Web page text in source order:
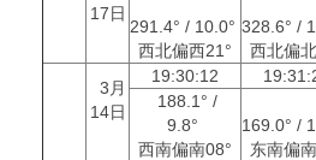
17日
291.4° / 10.0°
西北偏西21°
328.6° /
西北偏
3月
14日
19:30:12
188.1° /
9.8°
西南偏南08°
169.0° /
东南偏